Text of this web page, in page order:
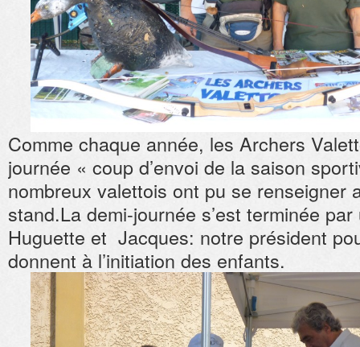
Comme chaque année, les Archers
journée « coup d’envoi de la saison
nombreux valettois ont pu se renseigner
stand.La demi-journée s’est terminée
Huguette et Jacques: notre président
donnent à l’initiation des enfants.